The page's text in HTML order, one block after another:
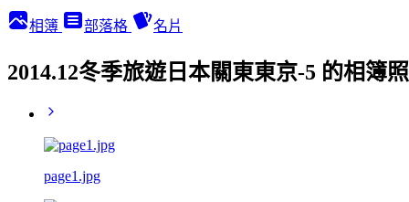
相簿 部落格 名片
2014.12冬季旅遊日本關東東京-5 的相簿
page1.jpg